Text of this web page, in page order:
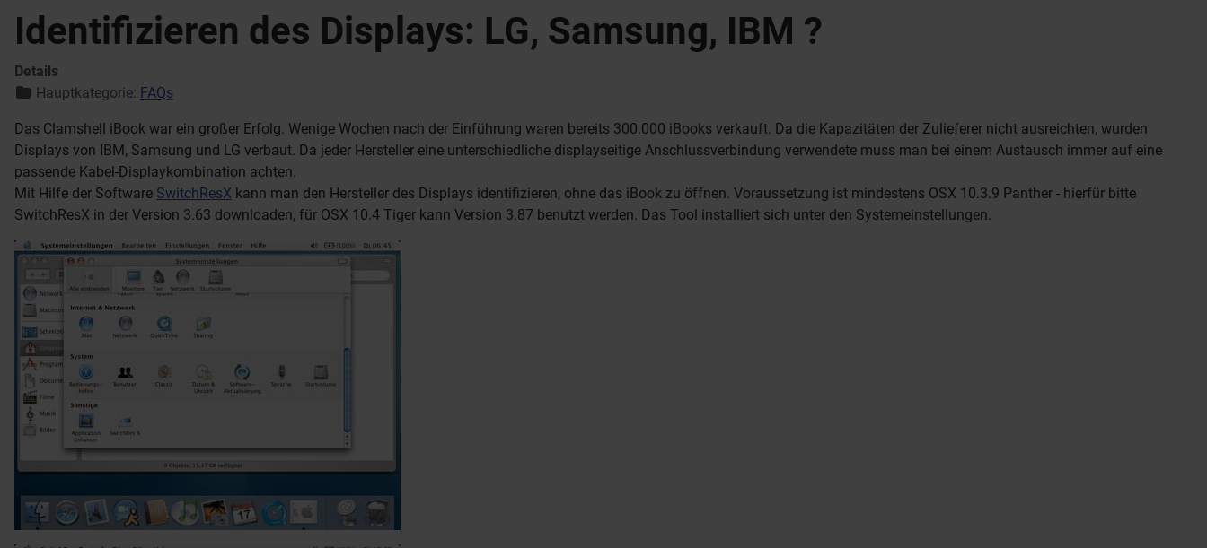
Identifizieren des Displays: LG, Samsung, IBM ?
Details
Hauptkategorie: FAQs
Das Clamshell iBook war ein großer Erfolg. Wenige Wochen nach der Einführung waren bereits 300.000 iBooks verkauft. Da die Kapazitäten der Zulieferer nicht ausreichten, wurden
Displays von IBM, Samsung und LG verbaut. Da jeder Hersteller eine unterschiedliche displayseitige Anschlussverbindung verwendete muss man bei einem Austausch immer auf eine
passende Kabel-Displaykombination achten.
Mit Hilfe der Software SwitchResX kann man den Hersteller des Displays identifizieren, ohne das iBook zu öffnen. Voraussetzung ist mindestens OSX 10.3.9 Panther - hierfür bitte
SwitchResX in der Version 3.63 downloaden, für OSX 10.4 Tiger kann Version 3.87 benutzt werden. Das Tool installiert sich unter den Systemeinstellungen.